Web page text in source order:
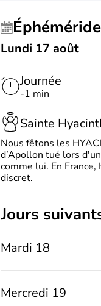
Éphéméride
Lundi 17 août
Journée
-1 min
Sainte
Nous fêtons les
d’Apollon tué lors
comme lui. En
discret.
jours
Mardi 18
Mercredi 19